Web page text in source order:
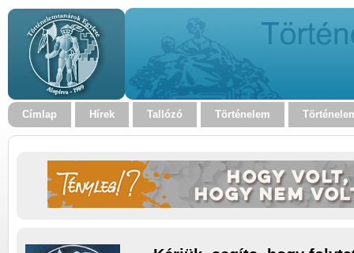
Címlap Hírek Tallózó Történelem